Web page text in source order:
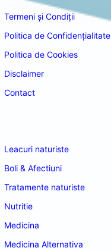
Termeni și Condiții
Politica de Confidențialitate
Politica de Cookies
Disclaimer
Contact
Leacuri naturiste
Boli & Afectiuni
Tratamente naturiste
Nutritie
Medicina
Medicina Alternativa